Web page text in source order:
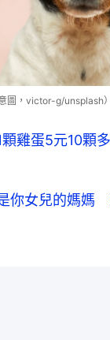
圖，victor-g/unsplash）
雞蛋5元10顆
你女兒的媽媽